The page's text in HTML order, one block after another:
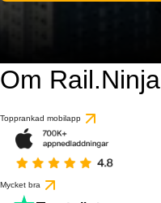
Om Rail.Ninja
Topprankad mobilapp
Mycket bra